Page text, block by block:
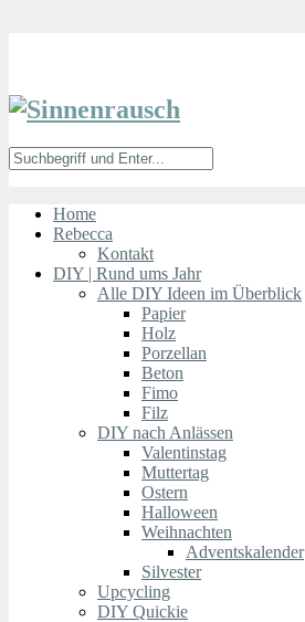
Home
Rebecca
Kontakt
DIY | Rund ums Jahr
Alle DIY Ideen im Überblick
Papier
Holz
Porzellan
Beton
Fimo
Filz
DIY nach Anlässen
Valentinstag
Muttertag
Ostern
Halloween
Weihnachten
Adventskalender
Silvester
Upcycling
DIY Quickie